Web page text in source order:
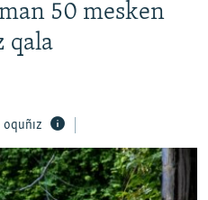
50 mesken
qala